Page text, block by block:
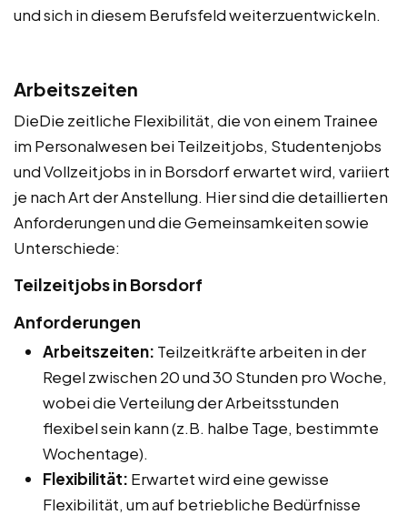
und sich in diesem Berufsfeld weiterzuentwickeln.
Arbeitszeiten
DieDie zeitliche Flexibilität, die von einem Trainee
im Personalwesen bei Teilzeitjobs, Studentenjobs
und Vollzeitjobs in in Borsdorf erwartet wird, variiert
je nach Art der Anstellung. Hier sind die detaillierten
Anforderungen und die Gemeinsamkeiten sowie
Unterschiede:
Teilzeitjobs in Borsdorf
Anforderungen
Arbeitszeiten: Teilzeitkräfte arbeiten in der
Regel zwischen 20 und 30 Stunden pro Woche,
wobei die Verteilung der Arbeitsstunden
flexibel sein kann (z.B. halbe Tage, bestimmte
Wochentage).
Flexibilität: Erwartet wird eine gewisse
Flexibilität, um auf betriebliche Bedürfnisse